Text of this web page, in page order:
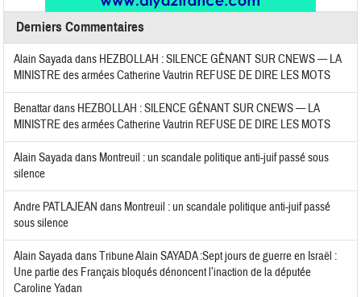
Derniers Commentaires
Alain Sayadadans HEZBOLLAH : SILENCE GÊNANT SUR CNEWS — LA
MINISTRE des armées Catherine Vautrin REFUSE DE DIRE LES MOTS
Benattardans HEZBOLLAH : SILENCE GÊNANT SUR CNEWS — LA
MINISTRE des armées Catherine Vautrin REFUSE DE DIRE LES MOTS
Alain Sayadadans Montreuil : un scandale politique anti-juif passé sous
silence
Andre PATLAJEAN dans Montreuil : un scandale politique anti-juif passé
sous silence
Alain SayadadansTribune Alain SAYADA :Sept jours de guerre en Israël :
Une partie des Français bloqués dénoncent l’inaction de la députée
Caroline Yadan